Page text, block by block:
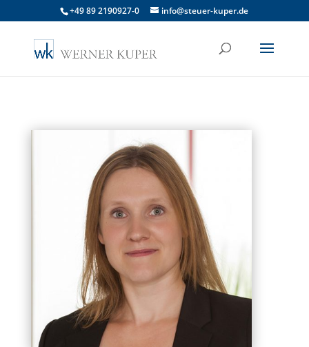
+49 89 2190927-0 info@steuer-kuper.de